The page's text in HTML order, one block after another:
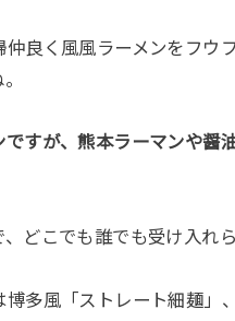
良く風風ラーメンをフウ
ですが、熊本ラーマンや醤
どこでも誰でも受け入れ
博多風「ストレート細麺」